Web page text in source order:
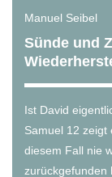
Manuel Seibel
Sünde und
Ist David
Samuel 12 zeigt
diesem Fall nie
zurückgefunden